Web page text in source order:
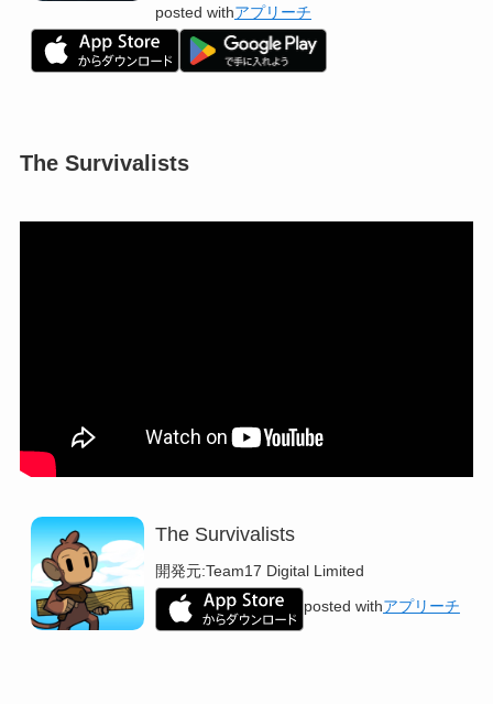
posted withアプリーチ
The Survivalists
The Survivalists
開発元:Team17 Digital Limited
posted withアプリーチ